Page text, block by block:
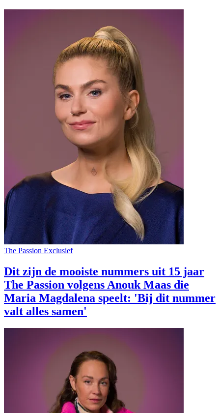
The Passion Exclusief
Dit zijn de mooiste nummers uit 15 jaar
The Passion volgens Anouk Maas die
Maria Magdalena speelt: 'Bij dit nummer
valt alles samen'